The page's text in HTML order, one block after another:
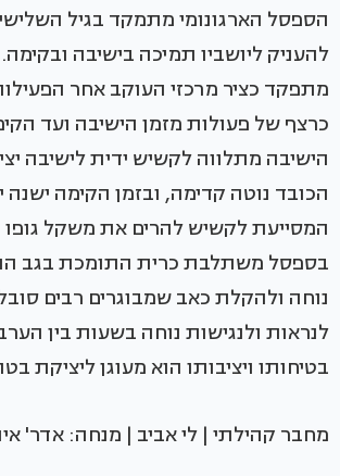
הספסל הארגונומי מתמקד בגיל
להעניק ליושביו תמיכה בישיבה
מתפקד כציר מרכזי העוקב אחר
כרצף של פעולות מזמן הישיבה ועד
הישיבה מתלווה לקשיש ידית לישיבה
הכובד נוטה קדימה, ובזמן הקימה ישנה
המסייעת לקשיש להרים את משקל
בספסל משתלבת כרית התומכת בגב
נוחה ולהקלת כאב שמבוגרים רבים
לנראות ולנגישות נוחה בשעות בין
בטיחותו ויציבותו הוא מעוגן ליציקת
מחבר קהילתי | לי אביב | מנחה: אדר'